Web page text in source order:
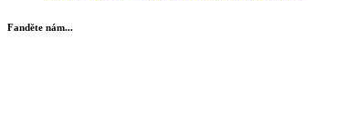
Fanděte nám...